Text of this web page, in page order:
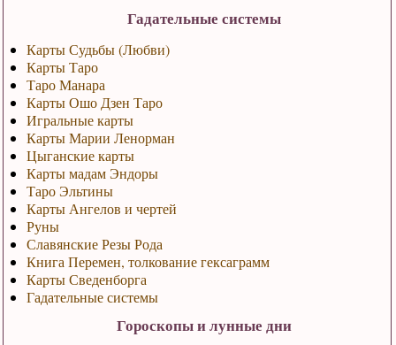
Гадательные системы
Карты Судьбы (Любви)
Карты Таро
Таро Манара
Карты Ошо Дзен Таро
Игральные карты
Карты Марии Ленорман
Цыганские карты
Карты мадам Эндоры
Таро Эльтины
Карты Ангелов и чертей
Руны
Славянские Резы Рода
Книга Перемен, толкование гексаграмм
Карты Сведенборга
Гадательные системы
Гороскопы и лунные дни